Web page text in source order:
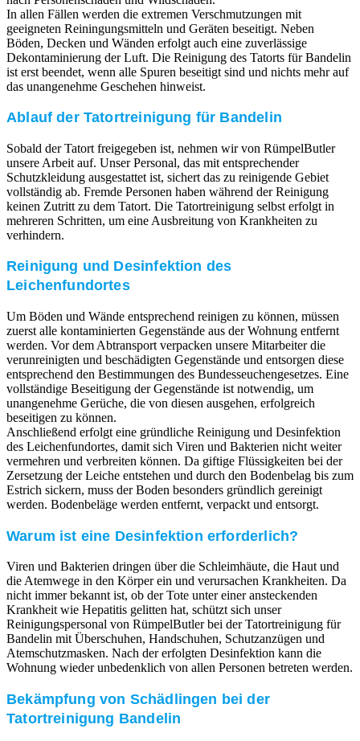
In allen Fällen werden die extremen Verschmutzungen mit
geeigneten Reiningungsmitteln und Geräten beseitigt. Neben
Böden, Decken und Wänden erfolgt auch eine zuverlässige
Dekontaminierung der Luft. Die Reinigung des Tatorts für Bandelin
ist erst beendet, wenn alle Spuren beseitigt sind und nichts mehr auf
das unangenehme Geschehen hinweist.
Ablauf der Tatortreinigung für Bandelin
Sobald der Tatort freigegeben ist, nehmen wir von RümpelButler
unsere Arbeit auf. Unser Personal, das mit entsprechender
Schutzkleidung ausgestattet ist, sichert das zu reinigende Gebiet
vollständig ab. Fremde Personen haben während der Reinigung
keinen Zutritt zu dem Tatort. Die Tatortreinigung selbst erfolgt in
mehreren Schritten, um eine Ausbreitung von Krankheiten zu
verhindern.
Reinigung und Desinfektion des
Leichenfundortes
Um Böden und Wände entsprechend reinigen zu können, müssen
zuerst alle kontaminierten Gegenstände aus der Wohnung entfernt
werden. Vor dem Abtransport verpacken unsere Mitarbeiter die
verunreinigten und beschädigten Gegenstände und entsorgen diese
entsprechend den Bestimmungen des Bundesseuchengesetzes. Eine
vollständige Beseitigung der Gegenstände ist notwendig, um
unangenehme Gerüche, die von diesen ausgehen, erfolgreich
beseitigen zu können.
Anschließend erfolgt eine gründliche Reinigung und Desinfektion
des Leichenfundortes, damit sich Viren und Bakterien nicht weiter
vermehren und verbreiten können. Da giftige Flüssigkeiten bei der
Zersetzung der Leiche entstehen und durch den Bodenbelag bis zum
Estrich sickern, muss der Boden besonders gründlich gereinigt
werden. Bodenbeläge werden entfernt, verpackt und entsorgt.
Warum ist eine Desinfektion erforderlich?
Viren und Bakterien dringen über die Schleimhäute, die Haut und
die Atemwege in den Körper ein und verursachen Krankheiten. Da
nicht immer bekannt ist, ob der Tote unter einer ansteckenden
Krankheit wie Hepatitis gelitten hat, schützt sich unser
Reinigungspersonal von RümpelButler bei der Tatortreinigung für
Bandelin mit Überschuhen, Handschuhen, Schutzanzügen und
Atemschutzmasken. Nach der erfolgten Desinfektion kann die
Wohnung wieder unbedenklich von allen Personen betreten werden.
Bekämpfung von Schädlingen bei der
Tatortreinigung Bandelin